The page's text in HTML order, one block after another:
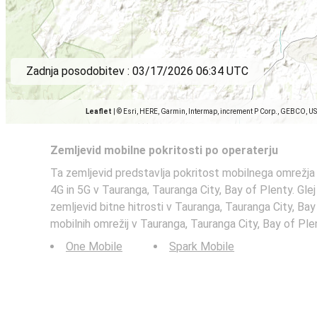
Leaflet © Esri, HERE, Garmin, Intermap, increment P Corp., GEBCO,
Zadnja posodobitev : 03/17/2026 06:34 UTC
Zemljevid mobilne pokritosti po operaterju
Ta zemljevid predstavlja pokritost mobilnega omrežja
4G in 5G v Tauranga, Tauranga City, Bay of Plenty.
zemljevid bitne hitrosti v Tauranga, Tauranga City,
mobilnih omrežij v Tauranga, Tauranga City, Bay of
One Mobile
Spark Mobile